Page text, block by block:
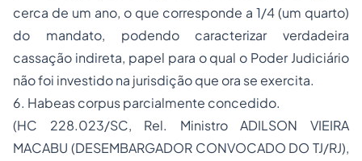
cerca de um ano, o que corresponde a 1/4 (um quarto)
do mandato, podendo caracterizar verdadeira
cassação indireta, papel para o qual o Poder Judiciário
não foi investido na jurisdição que ora se exercita.
6. Habeas corpus parcialmente concedido.
(HC 228.023/SC, Rel. Ministro ADILSON VIEIRA
MACABU (DESEMBARGADOR CONVOCADO DO TJ/RJ),